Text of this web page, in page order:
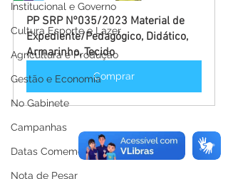
Institucional e Governo
Cultura Esporte e Lazer
Agricultura e Produção
Gestão e Economia
No Gabinete
Campanhas
Datas Comemorativas
Nota de Pesar
PP SRP N°035/2023 Material de
Expediente/Pedagógico, Didático,
Armarinho, Tecido
Comprar